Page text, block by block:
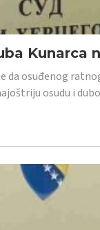
Kunarca
da osuđenog
osudu i